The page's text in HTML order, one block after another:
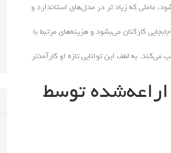
عاملی که زیاد تر در مدل‌های استاندارد و
کارکنان می‌بشود و هزینه‌های مرتبط با
به لطف این توانایی تازه او کارآمدتر
توسط